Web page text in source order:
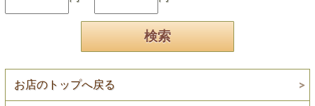
お店のトップへ戻る